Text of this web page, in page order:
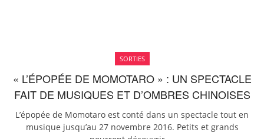
SORTIES
« L’ÉPOPÉE DE MOMOTARO » : UN SPECTACLE
FAIT DE MUSIQUES ET D’OMBRES CHINOISES
L’épopée de Momotaro est conté dans un spectacle tout en
musique jusqu’au 27 novembre 2016. Petits et grands